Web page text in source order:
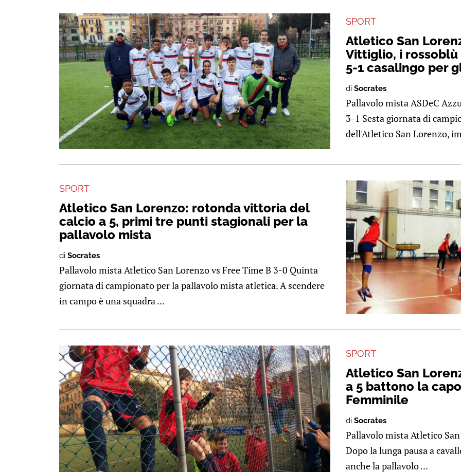
SPORT
Atletico San
Vittiglio, i rossoblù
5-1 casalingo per
di Socrates
Pallavolo mista ASDeC
3-1 Sesta giornata di
dell'Atletico San Lorenzo,
SPORT
Atletico San Lorenzo: rotonda vittoria del
calcio a 5, primi tre punti stagionali per la
pallavolo mista
di Socrates
Pallavolo mista Atletico San Lorenzo vs Free Time B 3-0 Quinta
giornata di campionato per la pallavolo mista atletica. A scendere
in campo è una squadra ...
SPORT
Atletico San
a 5 battono la
Femminile
di Socrates
Pallavolo mista Atletico
Dopo la lunga pausa a
anche la pallavolo ...